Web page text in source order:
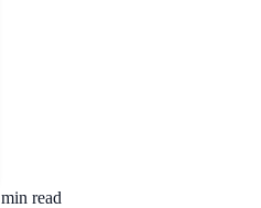
min read